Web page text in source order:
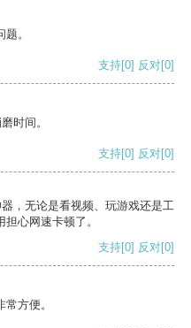
。
支持[0] 反对[0]
时间。
支持[0] 反对[0]
，无论是看视频、玩游戏还是工
心网速卡顿了。
支持[0] 反对[0]
方便。